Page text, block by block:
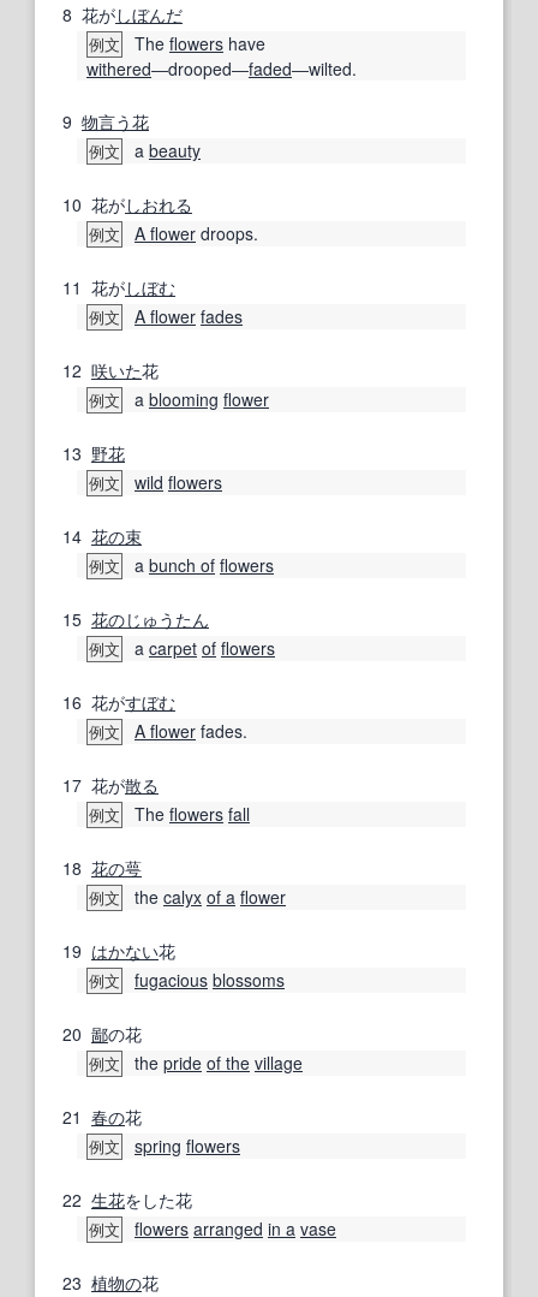
8 花がしぼんだ
例文 The flowers have
withered―drooped―faded―wilted.
9 物言う花
例文 a beauty
10 花がしおれる
例文 A flower droops.
11 花がしぼむ
例文 A flower fades
12 咲いた花
例文 a blooming flower
13 野花
例文 wild flowers
14 花の束
例文 a bunch of flowers
15 花のじゅうたん
例文 a carpet of flowers
16 花がすぼむ
例文 A flower fades.
17 花が散る
例文 The flowers fall
18 花の萼
例文 the calyx of a flower
19 はかない花
例文 fugacious blossoms
20 鄙の花
例文 the pride of the village
21 春の花
例文 spring flowers
22 生花をした花
例文 flowers arranged in a vase
23 植物の花